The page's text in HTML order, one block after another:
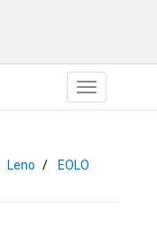
Leno
EOLO